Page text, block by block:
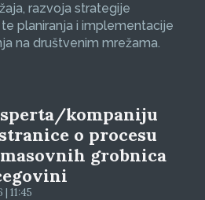
razvoja strategije
planiranja i implementacije
na društvenim mrežama.
kompaniju
o procesu
grobnica
11:45